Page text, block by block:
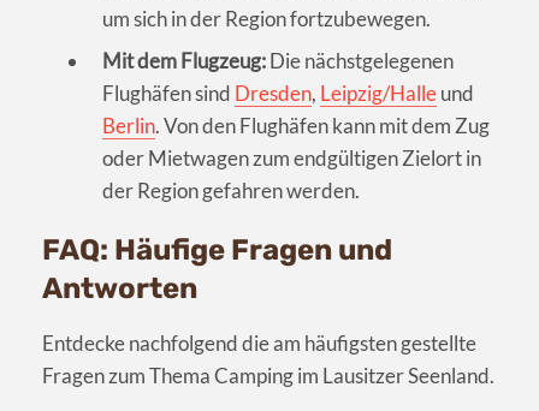
um sich in der Region fortzubewegen.
Mit dem Flugzeug:Die nächstgelegenen
Flughäfen sind Dresden, Leipzig/Halleund
Berlin. Von den Flughäfen kann mit dem Zug
oder Mietwagen zum endgültigen Zielort in
der Region gefahren werden.
FAQ: Häufige Fragen und
Antworten
Entdecke nachfolgend die am häufigsten gestellte
Fragen zum Thema Camping im Lausitzer Seenland.